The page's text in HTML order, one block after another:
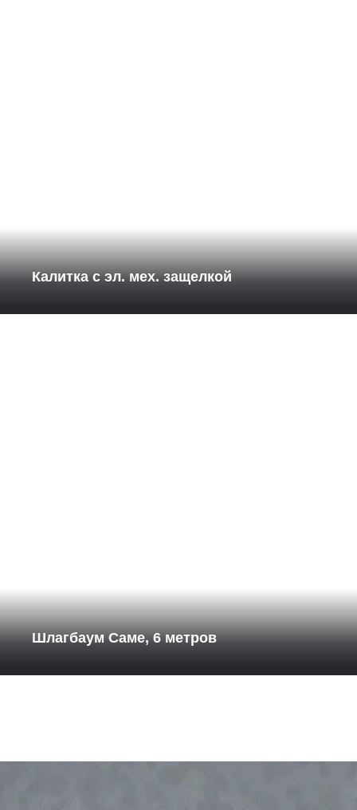
Калитка с эл. мех. защелкой
Шлагбаум Саме, 6 метров